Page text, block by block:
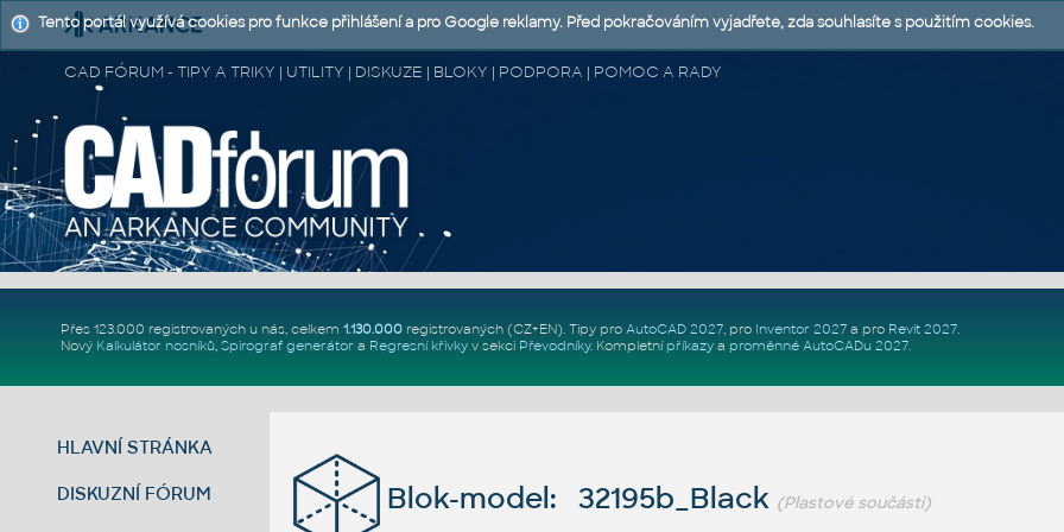
CAD FÓRUM - TIPY A TRIKY | UTILITY | DISKUZE | BLOKY | PODPORA | POMOC A RADY
Přes 123.000 registrovaných u nás, celkem 1.130.000registrovaných (CZ+EN). Tipy pro AutoCAD 2027, pro Inventor 2027a pro Revit 2027.
Nový Kalkulátor nosníků, Spirograf generátor a Regresní křivkyv sekci Převodníky. Kompletní příkazya proměnné AutoCADu 2027.
HLAVNÍ STRÁNKA
DISKUZNÍ FÓRUM Blok-model: 32195b_Black (Plastové součásti)
Tento portál využívá cookies pro funkce přihlášení a pro Google reklamy. Před pokračováním vyjadřete, zda souhlasíte s použitím cookies.